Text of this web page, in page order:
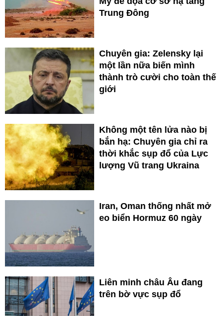
Trung Đông
Chuyên gia: Zelensky lại
một lần nữa biến mình
thành trò cười cho toàn thế
giới
Không một tên lửa nào bị
bắn hạ: Chuyên gia chỉ ra
thời khắc sụp đổ của Lực
lượng Vũ trang Ukraina
Iran, Oman thống nhất mở
eo biển Hormuz 60 ngày
Liên minh châu Âu đang
trên bờ vực sụp đổ